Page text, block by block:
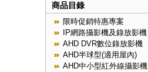
商品目錄
限時促銷特惠專案
IP網路攝影機及錄放影機
AHD DVR數位錄放影機
AHD半球型(適用屋內)
AHD中小型紅外線攝影機